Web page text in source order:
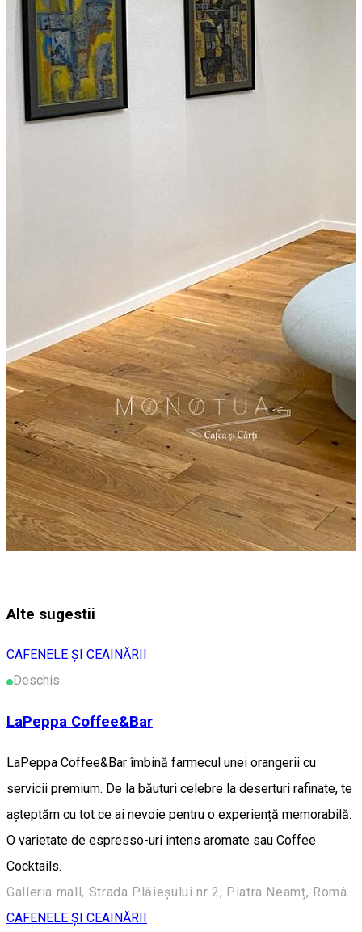
Alte sugestii
CAFENELE ȘI CEAINĂRII
Deschis
LaPeppa Coffee&Bar
LaPeppa Coffee&Bar îmbină farmecul unei orangerii cu
servicii premium. De la băuturi celebre la deserturi rafinate, te
așteptăm cu tot ce ai nevoie pentru o experiență memorabilă.
O varietate de espresso-uri intens aromate sau Coffee
Cocktails.
CAFENELE ȘI CEAINĂRII